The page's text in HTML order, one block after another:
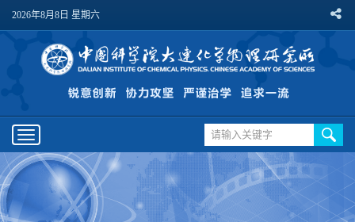
2026年8月8日 星期六
Toggle
navigation